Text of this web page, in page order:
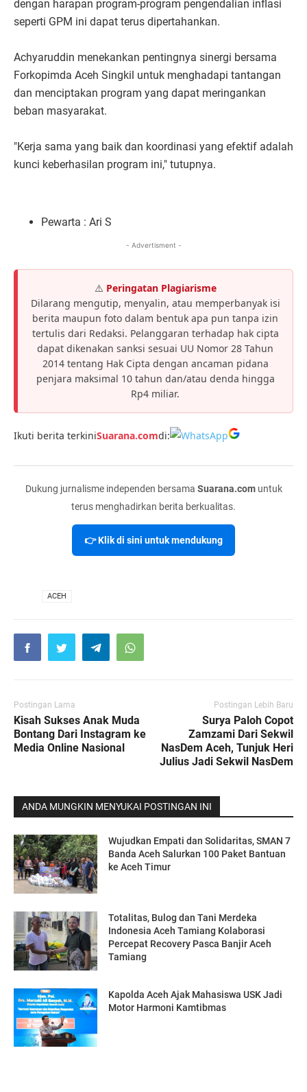
dengan harapan program-program pengendalian inflasi
seperti GPM ini dapat terus dipertahankan.
Achyaruddin menekankan pentingnya sinergi bersama
Forkopimda Aceh Singkil untuk menghadapi tantangan
dan menciptakan program yang dapat meringankan
beban masyarakat.
"Kerja sama yang baik dan koordinasi yang efektif adalah
kunci keberhasilan program ini," tutupnya.
Pewarta : Ari S
- Advertisment -
⚠️ Peringatan Plagiarisme
Dilarang mengutip, menyalin, atau memperbanyak isi
berita maupun foto dalam bentuk apa pun tanpa izin
tertulis dari Redaksi. Pelanggaran terhadap hak cipta
dapat dikenakan sanksi sesuai UU Nomor 28 Tahun
2014 tentang Hak Cipta dengan ancaman pidana
penjara maksimal 10 tahun dan/atau denda hingga
Rp4 miliar.
Ikuti berita terkiniSuarana.comdi:
Dukung jurnalisme independen bersama Suarana.comuntuk
terus menghadirkan berita berkualitas.
👉 Klik di sini untuk mendukung
ACEH
Postingan Lama
Kisah Sukses Anak Muda
Bontang Dari Instagram ke
Media Online Nasional
Postingan Lebih Baru
Surya Paloh Copot
Zamzami Dari Sekwil
NasDem Aceh, Tunjuk Heri
Julius Jadi Sekwil NasDem
ANDA MUNGKIN MENYUKAI POSTINGAN INI
Wujudkan Empati dan Solidaritas, SMAN 7
Banda Aceh Salurkan 100 Paket Bantuan
ke Aceh Timur
Totalitas, Bulog dan Tani Merdeka
Indonesia Aceh Tamiang Kolaborasi
Percepat Recovery Pasca Banjir Aceh
Tamiang
Kapolda Aceh Ajak Mahasiswa USK Jadi
Motor Harmoni Kamtibmas